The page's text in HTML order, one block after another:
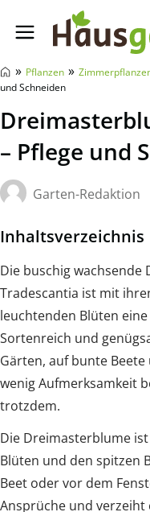
» Pflanzen »
und Schneiden
– Pflege und
Garten-Redaktion
Inhaltsverzeichnis
Die buschig
Tradescantia ist mit
leuchtenden Blüten
Sortenreich und
Gärten, auf bunte
wenig Aufmerksamkeit
trotzdem.
Die Dreimasterblume
Blüten und den spitzen
Beet oder vor dem
Ansprüche und verzeiht